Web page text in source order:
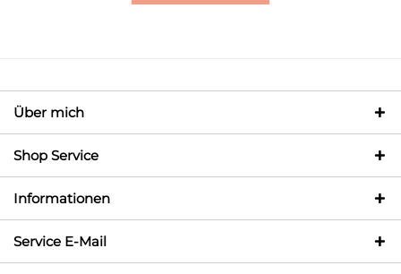
Über mich
Shop Service
Informationen
Service E-Mail